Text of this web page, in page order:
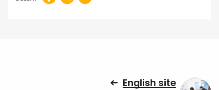
English site